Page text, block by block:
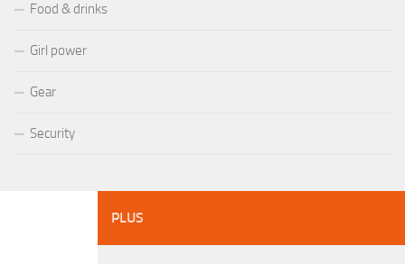
Food & drinks
Girl power
Gear
Security
PLUS